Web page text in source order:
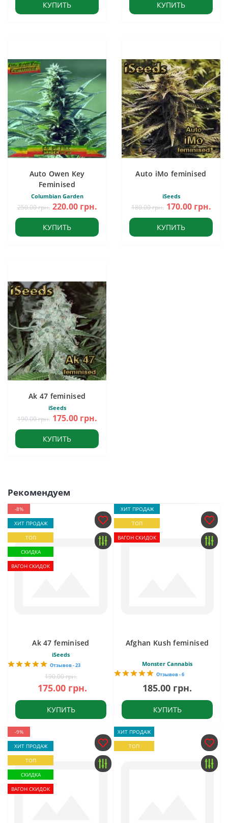
КУПИТЬ КУПИТЬ
Auto Owen Key
Feminised
Columbian Garden
250.00 грн. 220.00 грн.
КУПИТЬ
Auto iMo feminised
iSeeds
180.00 грн. 170.00 грн.
КУПИТЬ
Ak 47 feminised
iSeeds
190.00 грн. 175.00 грн.
КУПИТЬ
Рекомендуем
-8%
ХИТ ПРОДАЖ
ТОП
СКИДКА
ВАГОН СКИДОК
Ak 47 feminised
iSeeds
Отзывов - 23
190.00 грн.
175.00 грн.
КУПИТЬ
ХИТ ПРОДАЖ
ТОП
ВАГОН СКИДОК
Afghan Kush feminised
Monster Cannabis
Отзывов - 6
185.00 грн.
КУПИТЬ
-9%
ХИТ ПРОДАЖ
ТОП
СКИДКА
ВАГОН СКИДОК
ХИТ ПРОДАЖ
ТОП